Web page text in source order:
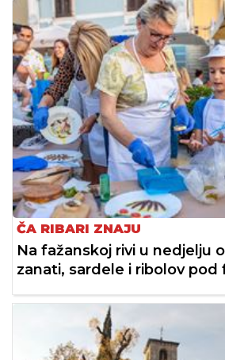
ČA RIBARI ZNAJU
Na fažanskoj rivi u nedjelju
zanati, sardele i ribolov pod